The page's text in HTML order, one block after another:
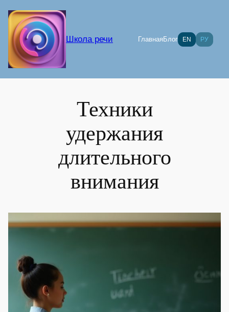
содержимому
Школа речи ГлавнаяБлог EN РУ
Техники
удержания
длительного
внимания